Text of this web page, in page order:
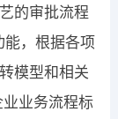
的审批流程
，根据各项
模型和相关
业务流程标